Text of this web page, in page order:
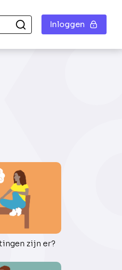
Inloggen
zijn er?